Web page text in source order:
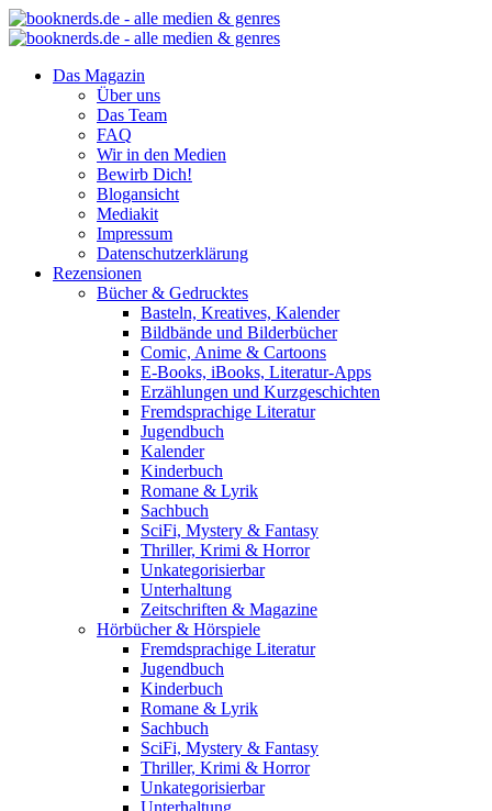
Das Magazin
Über uns
Das Team
FAQ
Wir in den Medien
Bewirb Dich!
Blogansicht
Mediakit
Impressum
Datenschutzerklärung
Rezensionen
Bücher & Gedrucktes
Basteln, Kreatives, Kalender
Bildbände und Bilderbücher
Comic, Anime & Cartoons
E-Books, iBooks, Literatur-Apps
Erzählungen und Kurzgeschichten
Fremdsprachige Literatur
Jugendbuch
Kalender
Kinderbuch
Romane & Lyrik
Sachbuch
SciFi, Mystery & Fantasy
Thriller, Krimi & Horror
Unkategorisierbar
Unterhaltung
Zeitschriften & Magazine
Hörbücher & Hörspiele
Fremdsprachige Literatur
Jugendbuch
Kinderbuch
Romane & Lyrik
Sachbuch
SciFi, Mystery & Fantasy
Thriller, Krimi & Horror
Unkategorisierbar
Unterhaltung